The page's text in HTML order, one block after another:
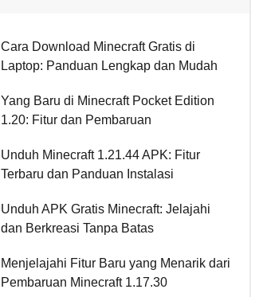
Cara Download Minecraft Gratis di
Laptop: Panduan Lengkap dan Mudah
Yang Baru di Minecraft Pocket Edition
1.20: Fitur dan Pembaruan
Unduh Minecraft 1.21.44 APK: Fitur
Terbaru dan Panduan Instalasi
Unduh APK Gratis Minecraft: Jelajahi
dan Berkreasi Tanpa Batas
Menjelajahi Fitur Baru yang Menarik dari
Pembaruan Minecraft 1.17.30